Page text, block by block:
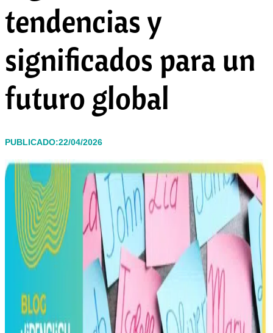
tendencias y
significados para un
futuro global
PUBLICADO:22/04/2026